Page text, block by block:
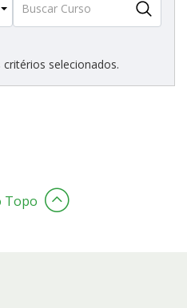
selecionados.
Topo